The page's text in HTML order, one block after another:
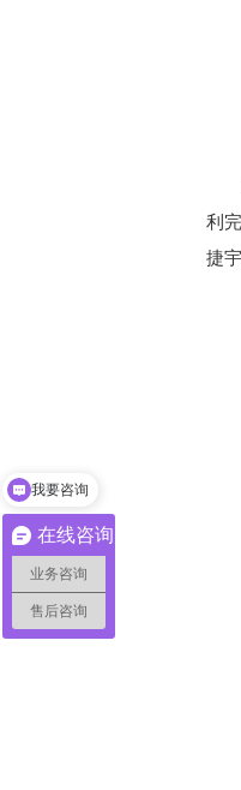
利
捷
在线咨询
业务咨询
售后咨询
我要咨询